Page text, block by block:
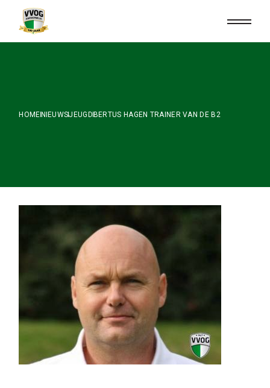
content
HOME NIEUWSJEUGD BERTUS HAGEN TRAINER VAN DE B2